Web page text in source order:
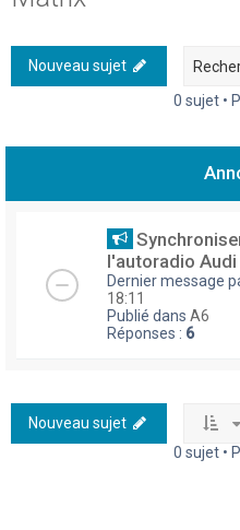
Nouveau sujet
0 sujet •
l'autoradio
Dernier message
18:11
Publié dans A6
Réponses : 6
Nouveau sujet
0 sujet •